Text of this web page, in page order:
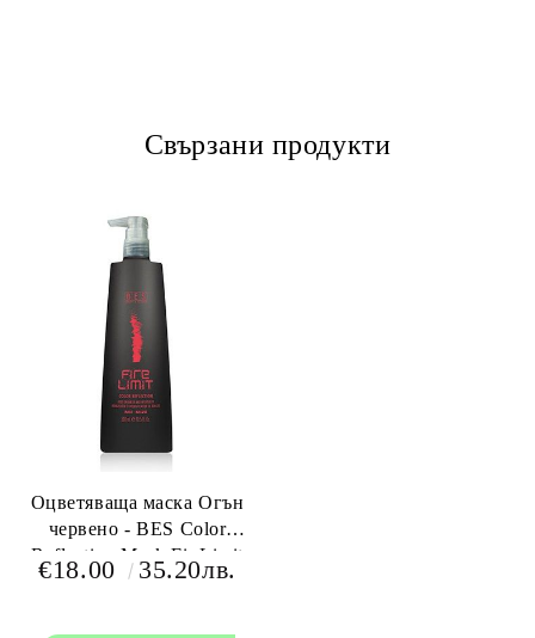
Свързани продукти
Оцветяваща маска Огън
червено - BES Color
Reflection Mask Fir Limit
300 мл
€18.00 35.20лв.